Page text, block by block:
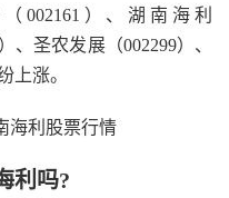
002161）、湖南海利
、圣农发展（002299）、
上涨。
利吗?